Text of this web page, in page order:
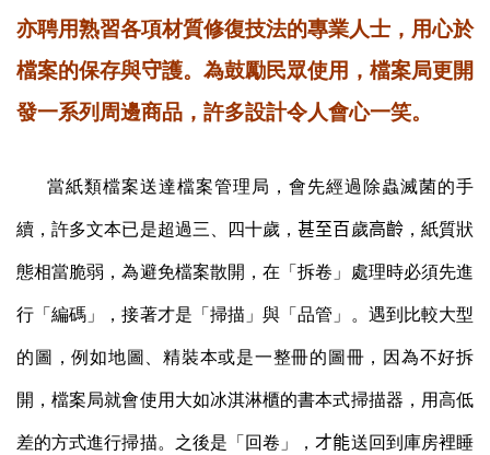
亦聘用熟習各項材質修復技法的專業人士，用心於
檔案的保存與守護。為鼓勵民眾使用，檔案局更開
發一系列周邊商品，許多設計令人會心一笑。
當紙類檔案送達檔案管理局，會先經過除蟲滅菌的手
續，許多文本已是超過三、四十歲，甚至百歲高齡，紙質狀
態相當脆弱，為避免檔案散開，在「拆卷」處理時必須先進
行「編碼」，接著才是「掃描」與「品管」。遇到比較大型
的圖，例如地圖、精裝本或是一整冊的圖冊，因為不好拆
開，檔案局就會使用大如冰淇淋櫃的書本式掃描器，用高低
差的方式進行掃描。之後是「回卷」，才能送回到庫房裡睡